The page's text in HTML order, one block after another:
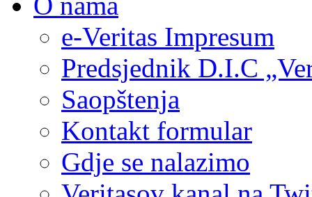
e-Veritas Impresum
Predsjednik D.I.C
Saopštenja
Kontakt formular
Gdje se nalazimo